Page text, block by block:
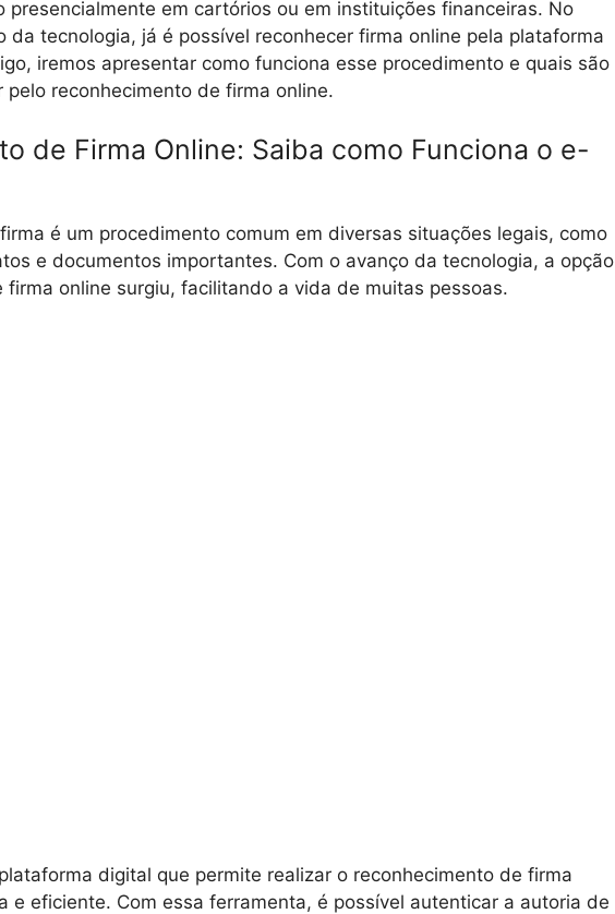
presencialmente em cartórios ou em instituições financeiras. No
da tecnologia, já é possível reconhecer firma online pela plataforma
iremos apresentar como funciona esse procedimento e quais são
reconhecimento de firma online.
de Firma Online: Saiba como Funciona o e-
é um procedimento comum em diversas situações legais, como
e documentos importantes. Com o avanço da tecnologia, a opção
firma online surgiu, facilitando a vida de muitas pessoas.
digital que permite realizar o reconhecimento de firma
e eficiente. Com essa ferramenta, é possível autenticar a autoria de